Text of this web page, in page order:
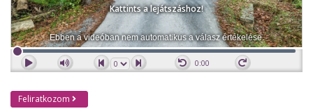
Kattints a lejátszáshoz!
Ebben a videóban nem automatikus a válasz értékelése.
0:00
Feliratkozom